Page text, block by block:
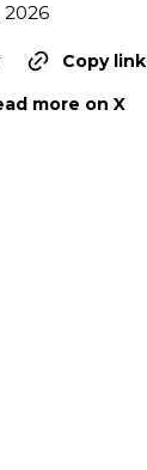
2026
Copy link
more on X